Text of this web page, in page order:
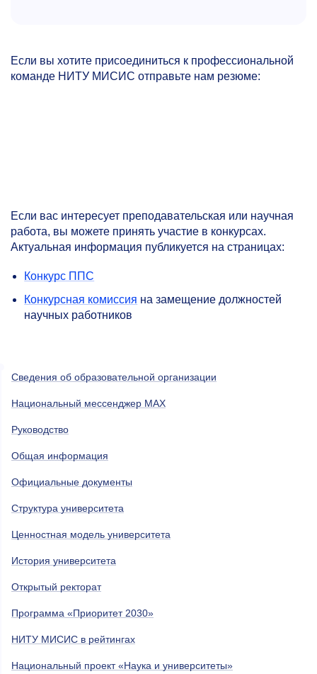
Если вы хотите присоединиться к профессиональной
команде НИТУ МИСИС отправьте нам резюме:
Если вас интересует преподавательская или научная
работа, вы можете принять участие в конкурсах.
Актуальная информация публикуется на страницах:
Конкурс ППС
Конкурсная комиссия на замещение должностей
научных работников
Сведения об образовательной организации
Национальный мессенджер MAX
Руководство
Общая информация
Официальные документы
Структура университета
Ценностная модель университета
История университета
Открытый ректорат
Программа «Приоритет 2030»
НИТУ МИСИС в рейтингах
Национальный проект «Наука и университеты»